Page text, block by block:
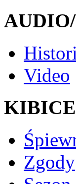
Video
KIBICE
Zgody